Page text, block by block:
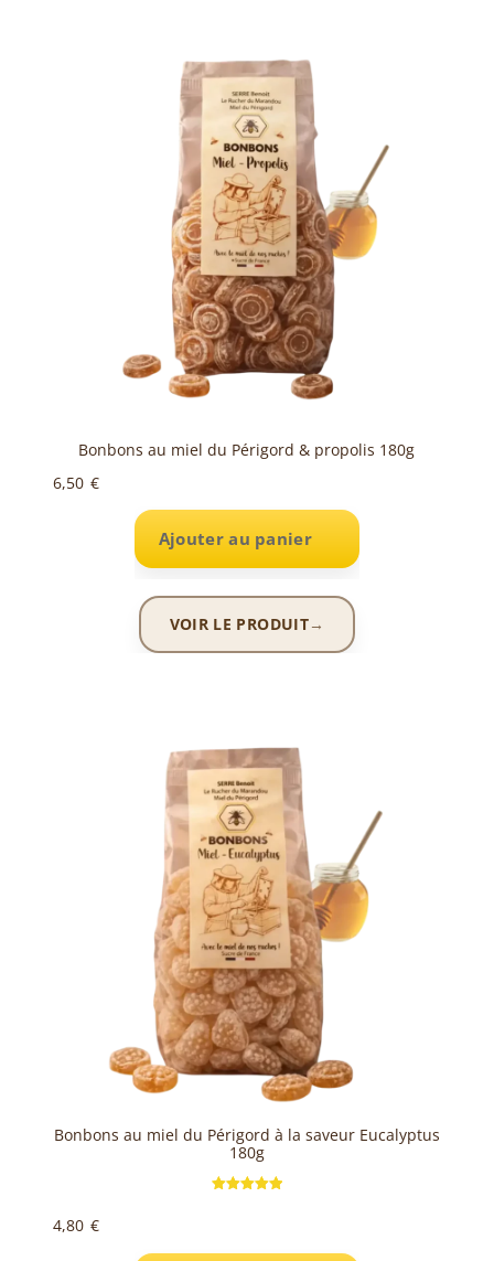
Bonbons au miel du Périgord & propolis 180g
6,50 €
Ajouter au panier
VOIR LE PRODUIT
Bonbons au miel du Périgord à la saveur Eucalyptus
180g
4,80 €